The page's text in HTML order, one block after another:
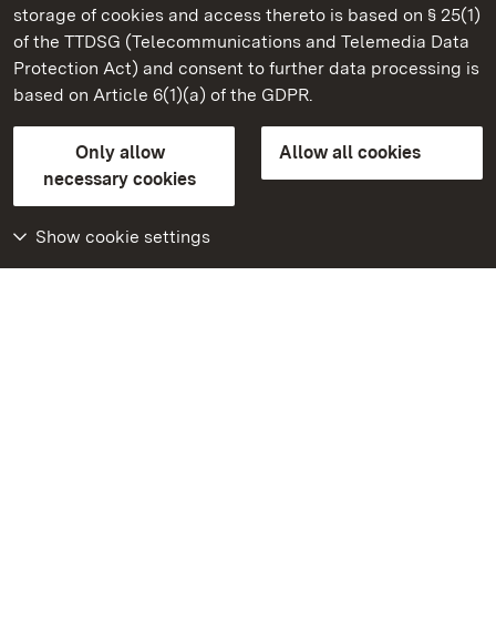
storage of cookies and access thereto is based on § 25(1)
of the TTDSG (Telecommunications and Telemedia Data
Protection Act) and consent to further data processing is
based on Article 6(1)(a) of the GDPR.
Only allow
necessary cookies
Allow all cookies
Show cookie settings
Grosscomburg Monastery
State Palaces and Gardens of Baden-Wuerttemberg
FAQMasthead Data protection
Declaration on barrier-free access
BITV-konform (geprüfte Seiten)